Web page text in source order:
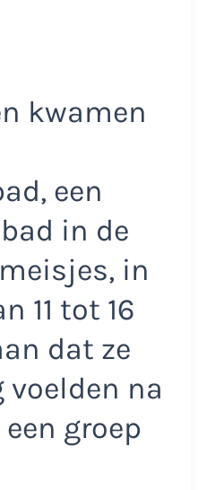
kwamen
een
in de
in
11 tot 16
dat ze
na
groep